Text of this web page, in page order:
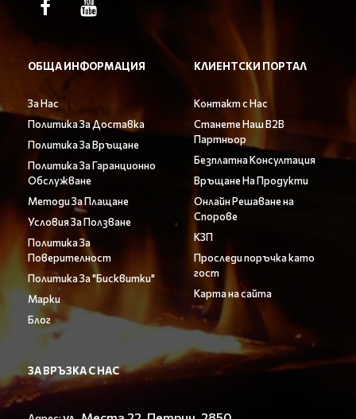
ОБЩА ИНФОРМАЦИЯ
За Нас
Политика За Доставка
Политика За Връщане
Политика За Гаранционно
Обслужване
Методи За Плащане
Условия За Ползване
Политика За
Поверителност
Политика За "Бисквитки"
Марки
Блог
КЛИЕНТСКИ ПОРТАЛ
Контакт с Нас
Станете Наш B2B
Партньор
Безплатна Консултация
Връщане На Продукти
Онлайн Решаване на
Спорове
КЗП
Проследи поръчка като
гост
Карта на сайта
ЗА ВРЪЗКА С НАС